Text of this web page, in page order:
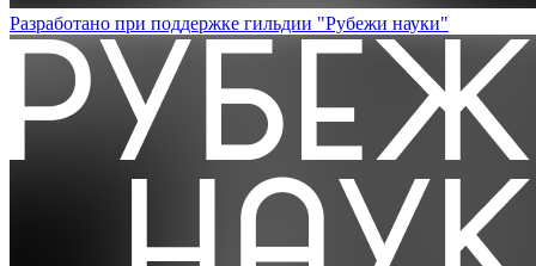
Разработано при поддержке гильдии "Рубежи науки"